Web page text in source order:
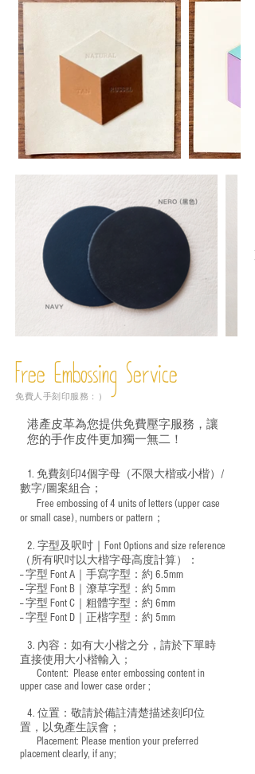
Free Embossing Service
免費人手刻印服務：）
港產皮革為您提供免費壓字服務，讓
您的手作皮件更加獨一無二！
1. 免費刻印4個字母（不限大楷或小楷）/
數字/圖案組合；
Free embossing of 4 units of letters (upper case
or small case), numbers or pattern；
2. 字型及呎吋｜ Font Options and size reference
（所有呎吋以大楷字母高度計算）：
-- 字型 Font A｜手寫字型：約 6.5mm
-- 字型 Font B｜潦草字型： 約 5mm
-- 字型 Font C｜粗體字型：約 6mm
-- 字型 Font D｜正楷字型： 約 5mm
3. 內容：如有大小楷之分，請於下單時
直接使用大小楷輸入；
​ Content: Please enter embossing content in
upper case and lower case order ;
4. 位置：敬請於備註清楚描述刻印位
置，以免產生誤會；
​ Placement: Please mention your preferred
placement clearly, if any;